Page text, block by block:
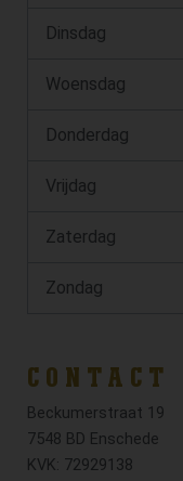
Dinsdag
Woensdag
Donderdag
Vrijdag
Zaterdag
Zondag
CONTACT
Beckumerstraat 19
7548 BD Enschede
KVK: 72929138